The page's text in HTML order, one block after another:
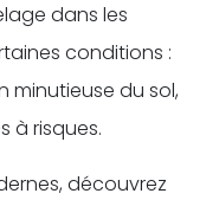
dans les
conditions :
minutieuse du sol,
à risques.
découvrez